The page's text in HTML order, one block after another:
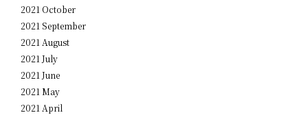
2021 October
2021 September
2021 August
2021 July
2021 June
2021 May
2021 April